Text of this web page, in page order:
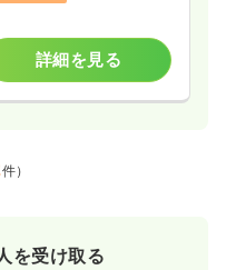
詳細を見る
件）
を受け取る